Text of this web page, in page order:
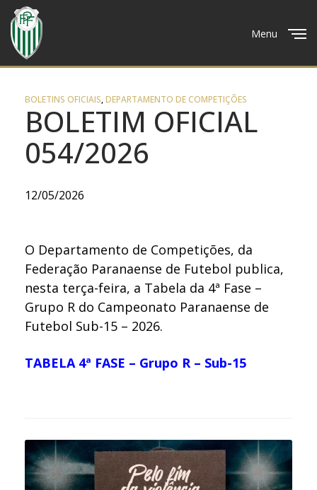
Menu
BOLETINS OFICIAIS,DEPARTAMENTO DE COMPETIÇÕES
BOLETIM OFICIAL
054/2026
12/05/2026
O Departamento de Competições, da
Federação Paranaense de Futebol publica,
nesta terça-feira, a Tabela da 4ª Fase –
Grupo R do Campeonato Paranaense de
Futebol Sub-15 – 2026.
TABELA 4ª FASE – Grupo R – Sub-15